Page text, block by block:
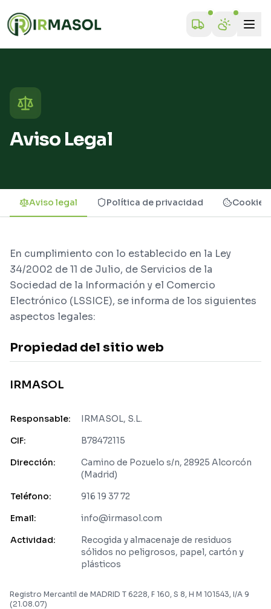
Aviso Legal
Aviso legal Política de privacidad Cookies
En cumplimiento con lo establecido en la Ley
34/2002 de 11 de Julio, de Servicios de la
Sociedad de la Información y el Comercio
Electrónico (LSSICE), se informa de los siguientes
aspectos legales:
Propiedad del sitio web
IRMASOL
Responsable:
IRMASOL, S.L.
CIF:
B78472115
Dirección:
Camino de Pozuelo s/n, 28925 Alcorcón
(Madrid)
Teléfono:
916 19 37 72
Email:
info@irmasol.com
Actividad:
Recogida y almacenaje de residuos
sólidos no peligrosos, papel, cartón y
plásticos
Registro Mercantil de MADRID T 6228, F 160, S 8, H M 101543, I/A 9
(21.08.07)